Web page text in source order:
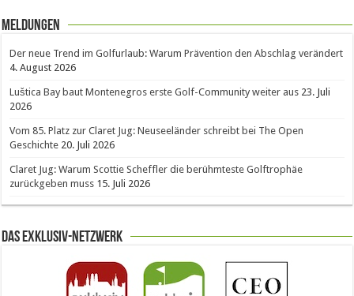
Meldungen
Der neue Trend im Golfurlaub: Warum Prävention den Abschlag verändert
4. August 2026
Luštica Bay baut Montenegros erste Golf-Community weiter aus 23. Juli
2026
Vom 85. Platz zur Claret Jug: Neuseeländer schreibt bei The Open
Geschichte 20. Juli 2026
Claret Jug: Warum Scottie Scheffler die berühmteste Golftrophäe
zurückgeben muss 15. Juli 2026
Das Exklusiv-Netzwerk